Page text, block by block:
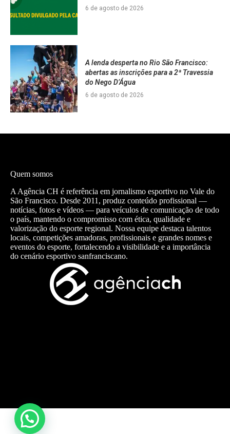
6 de agosto de 2026
A lenda desperta no Rio São Francisco:
abertas as inscrições para a 2ª Travessia
do Nego D’Água
6 de agosto de 2026
Quem somos
A Agência CH é referência em jornalismo esportivo no Vale do
São Francisco. Desde 2011, produz conteúdo profissional —
notícias, fotos e vídeos — para veículos de comunicação de todo
o país, mantendo o compromisso com ética, qualidade e
valorização do esporte regional. Nossa equipe destaca talentos
locais, competições amadoras, profissionais e grandes nomes e
eventos do esporte, fortalecendo a visibilidade e a importância
do cenário esportivo sanfranciscano.